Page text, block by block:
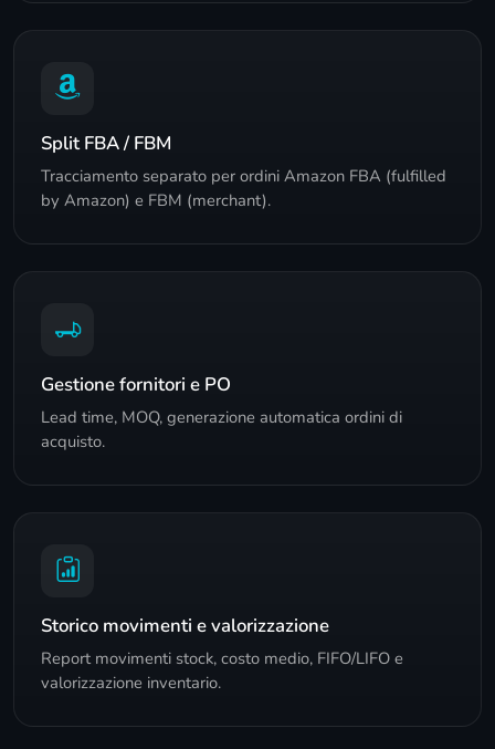
Split FBA / FBM
Tracciamento separato per ordini Amazon FBA (fulfilled
by Amazon) e FBM (merchant).
Gestione fornitori e PO
Lead time, MOQ, generazione automatica ordini di
acquisto.
Storico movimenti e valorizzazione
Report movimenti stock, costo medio, FIFO/LIFO e
valorizzazione inventario.